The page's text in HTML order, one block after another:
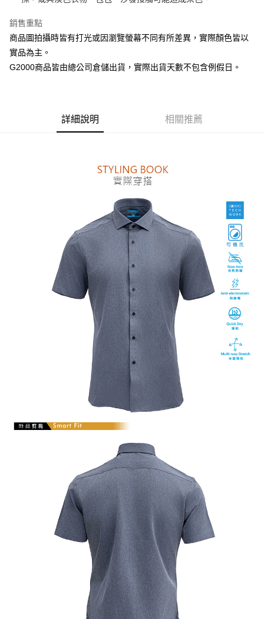
元大商業銀行
永豐商業銀行
台新國際商業銀行
台灣樂天信用卡公司
全盈+PAY
AFTEE先享後付
相關說明
２．便利：只要手機號碼，簡訊認證，即可結帳。
３．安心：先確認商品／服務後，再付款。
結帳頁面，進行簡訊認證並確認金額後，即可完成結帳。
２．訂單成立數日內，您將收到繳費通知簡訊。
ATM／網路銀行／等多元方式進行付款，方視為交易完成。
※ 請注意：結帳手續完成當下不需立刻繳費，但若您需要取消訂單，請聯絡
購買商品的店家。未經商家同意取消之訂單仍視為有效，需透過AFTEE先享
後付繳納相關費用。
※ 交易是否成功請以「AFTEE先享後付 」之結帳頁面顯示為準，若有關於
是否繳費成功／繳費後需取消欲退款等相關疑問，請聯繫「AFTEE先享後付
客戶支援中心」
https://netprotections.freshdesk.com/support/home
【注意事項】
１．透過由恩沛科技股份有限公司提供之「AFTEE先享後付」服務完成之交
易，需依本服務之必要範圍內提供個人資料，並將交易相關給付款項請求債
權轉讓予恩沛科技股份有限公司。
２．關於個人資料處理事宜，請瀏覽以下網址：
https://aftee.tw/terms/#terms3
３．未成年的使用者請事先徵得法定代理人或監護人之同意方可使用
「AFTEE先享後付」，若未經同意申辦者引起之損失，本公司不負相關責
４．使用「AFTEE先享後付」時，將依據個別帳號之用戶狀況，依本公司即
時審查核予不同之上限額度；若仍有額度不足之情形，本公司將視審查結果
請求用戶進行身份認證。
恩沛科技股份有限公司將有權停止該用戶之使用額度並採取法律行動。
付款後全家取貨
每筆NT$80，滿NT$1,500(含以上)免運費
每筆NT$120，滿NT$1,500(含以上)免運費
銷售重點
商品圖拍攝時皆有打光或因瀏覽螢幕不同有所差異，實際顏色皆以
實品為主。
G2000商品皆由總公司倉儲出貨，實際出貨天數不包含例假日。
詳細說明 相關推薦